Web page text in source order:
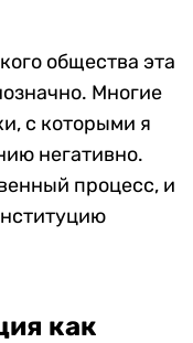
общества эта
Многие
с которыми я
негативно.
процесс, и
как